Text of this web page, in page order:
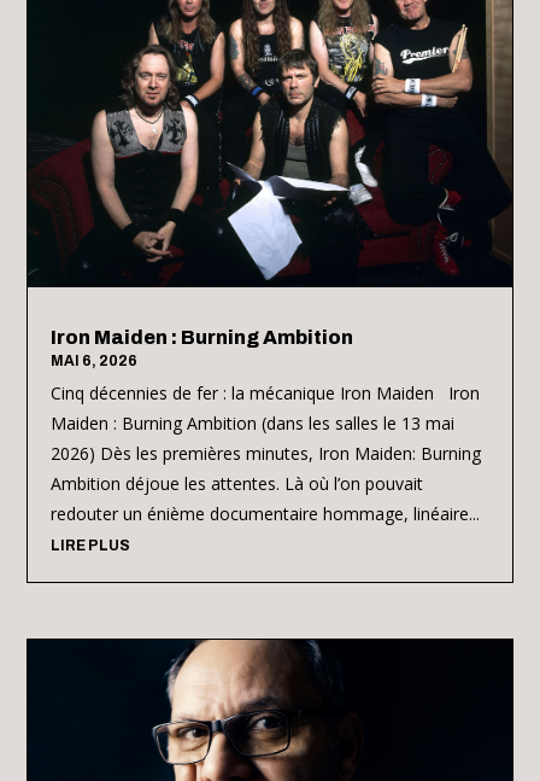
Iron Maiden : Burning Ambition
MAI 6, 2026
Cinq décennies de fer : la mécanique Iron Maiden Iron
Maiden : Burning Ambition (dans les salles le 13 mai
2026) Dès les premières minutes, Iron Maiden: Burning
Ambition déjoue les attentes. Là où l’on pouvait
redouter un énième documentaire hommage, linéaire...
LIRE PLUS